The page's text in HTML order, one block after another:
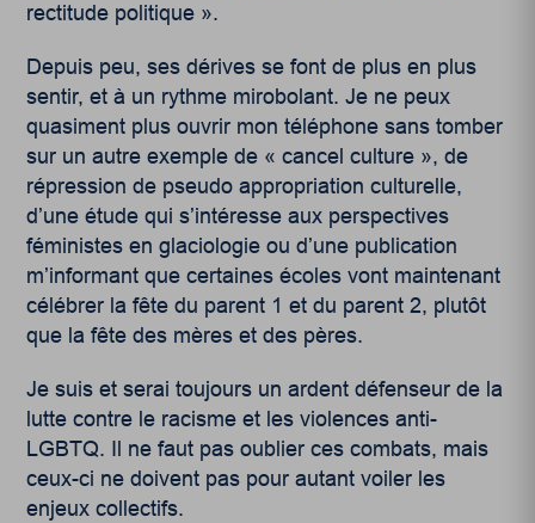
rectitude politique ».
Depuis peu, ses dérives se font de plus en plus
sentir, et à un rythme mirobolant. Je ne peux
quasiment plus ouvrir mon téléphone sans tomber
sur un autre exemple de « cancel culture », de
répression de pseudo appropriation culturelle,
d’une étude qui s’intéresse aux perspectives
féministes en glaciologie ou d’une publication
m’informant que certaines écoles vont maintenant
célébrer la fête du parent 1 et du parent 2, plutôt
que la fête des mères et des pères.
Je suis et serai toujours un ardent défenseur de la
lutte contre le racisme et les violences anti-
LGBTQ. Il ne faut pas oublier ces combats, mais
ceux-ci ne doivent pas pour autant voiler les
enjeux collectifs.